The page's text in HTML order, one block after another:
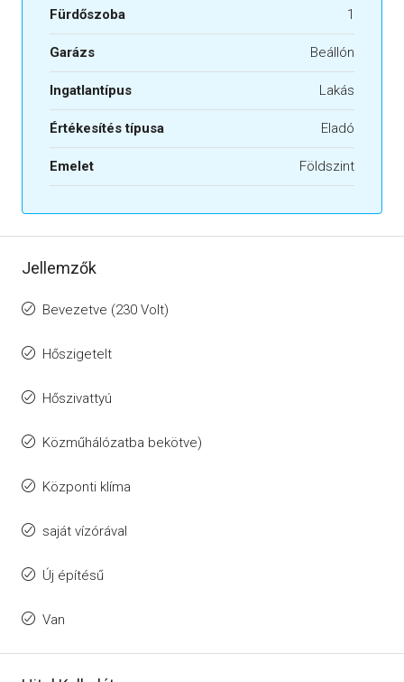
Fürdőszoba 1
Garázs Beállón
Ingatlantípus Lakás
Értékesítés típusa Eladó
Emelet Földszint
Jellemzők
Bevezetve (230 Volt)
Hőszigetelt
Hőszivattyú
Közműhálózatba bekötve)
Központi klíma
saját vízórával
Új építésű
Van